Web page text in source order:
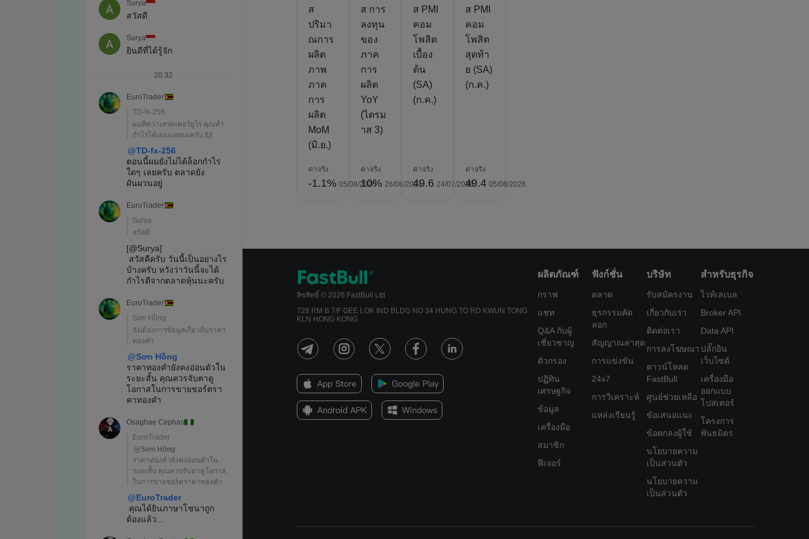
ส
ปริมา
ณการ
ผลิต
ภาพ
ภาค
การ
ผลิต
MoM
(มิ.ย.)
ค่าจริง
-1.1% 05/08/2026
ส การ
ลงทุน
ของ
ภาค
การ
ผลิต
YoY
(ไตรม
าส 3)
ค่าจริง
10% 26/08/2021
ส PMI
คอม
โพสิต
เบื้อง
ต้น
(SA)
(ก.ค.)
ค่าจริง
49.6 24/07/2026
ส PMI
คอม
โพสิต
สุดท้า
ย (SA)
(ก.ค.)
ค่าจริง
49.4 05/08/2026
ลิขสิทธิ์ © 2026 FastBull Ltd
728 RM B 7/F GEE LOK IND BLDG NO 34 HUNG TO RD KWUN TONG
KLN HONG KONG
ผลิตภัณฑ์
กราฟ
แชท
Q&A กับผู้
เชี่ยวชาญ
ตัวกรอง
ปฏิทิน
เศรษฐกิจ
ข้อมูล
เครื่องมือ
สมาชิก
ฟีเจอร์
ฟังก์ชั่น
ตลาด
ธุรกรรมคัด
ลอก
สัญญาณล่าสุด
การแข่งขัน
24x7
การวิเคราะห์
แหล่งเรียนรู้
บริษัท
รับสมัครงาน
เกี่ยวกับเรา
ติดต่อเรา
การลงโฆษณา
ดาวน์โหลด
FastBull
ศูนย์ช่วยเหลือ
ข้อเสนอแนะ
ข้อตกลงผู้ใช้
นโยบายความ
เป็นส่วนตัว
นโยบายความ
เป็นส่วนตัว
สำหรับธุรกิจ
ไวท์เลเบล
Broker API
Data API
ปลั๊กอิน
เว็บไซต์
เครื่องมือ
ออกแบบ
โปสเตอร์
โครงการ
พันธมิตร